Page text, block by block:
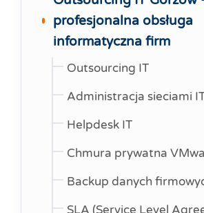
profesjonalna obsługa
informatyczna firm
Outsourcing IT
Administracja sieciami
Helpdesk IT
Chmura prywatna
Backup danych